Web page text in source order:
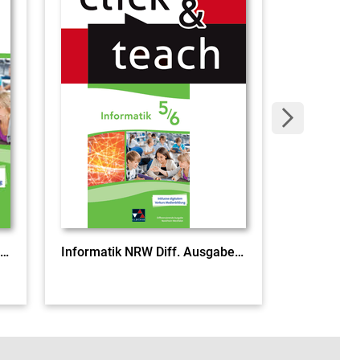
Informatik NRW 5/6 Differenzierende Ausgabe Informatik NRW Diff. Ausgabe click & teach 5/6 EL